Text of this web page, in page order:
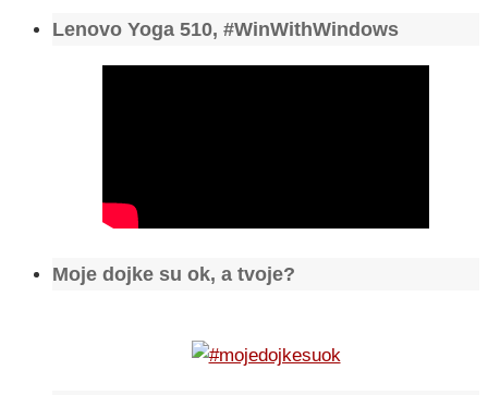
Lenovo Yoga 510, #WinWithWindows
Moje dojke su ok, a tvoje?